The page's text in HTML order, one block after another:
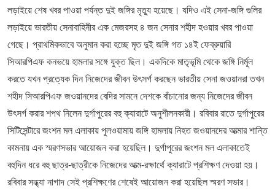
লড়াইয়ে শেষ খবর পাওয়া পর্যন্ত দুই জঙ্গির মৃত্যু হয়েছে। যদিও এই সেনা-জঙ্গি গুলির
লড়াইয়ে ভারতীয় সেনাবাহিনীর এক মেজরসহ ৪ জন সেনার শহীদ হওয়ার খবর পাওয়া
গেছে। প্রাথমিকভাবে অনুমান করা হচ্ছে মৃত দুই জঙ্গি গত ১৪ই ফেব্রুয়ারি
সিআরপিএফ কনভয়ে হামলার সঙ্গে যুক্ত ছিল। একদিকে মাতৃভূমি থেকে জঙ্গি নির্মূল
করতে যখন প্রত্যেক দিন নিজেদের জীবন উৎসর্গ করছেন ভারতীয় সেনা জওয়ানরা তখন
শহীদ সিআরপিএফ জওয়ানদের বেদির সামনে দেশকে বাঁচানোর জন্য নিজেদের জীবন
উৎসর্গ করার শপথ নিলেন দুর্গাপুরের বহু ক্যারাটে অনুশীলনকারী। রবিবার রাতে দুর্গাপুরের
সিটিসেন্টারে জংশন মল এলাকায় পুলওয়ামায় জঙ্গি হামলায় নিহত জওয়ানদের আত্মার শান্তি
কামনায় এক স্মরণসভার আয়োজন করা হয়েছিল। দুর্গাপুরের জংশন মল এলাকাতেই
বহুদিন ধরে বহু ছাত্র-ছাত্রীকে নিজেদের আত্ম-রক্ষার্থে ক্যারাটে প্রশিক্ষণ দেওয়া হয়।
রবিবার সন্ধ্যা নাগাদ সেই প্রশিক্ষণের শেষেই আয়োজন করা হয়েছিল স্মরণ সভার।